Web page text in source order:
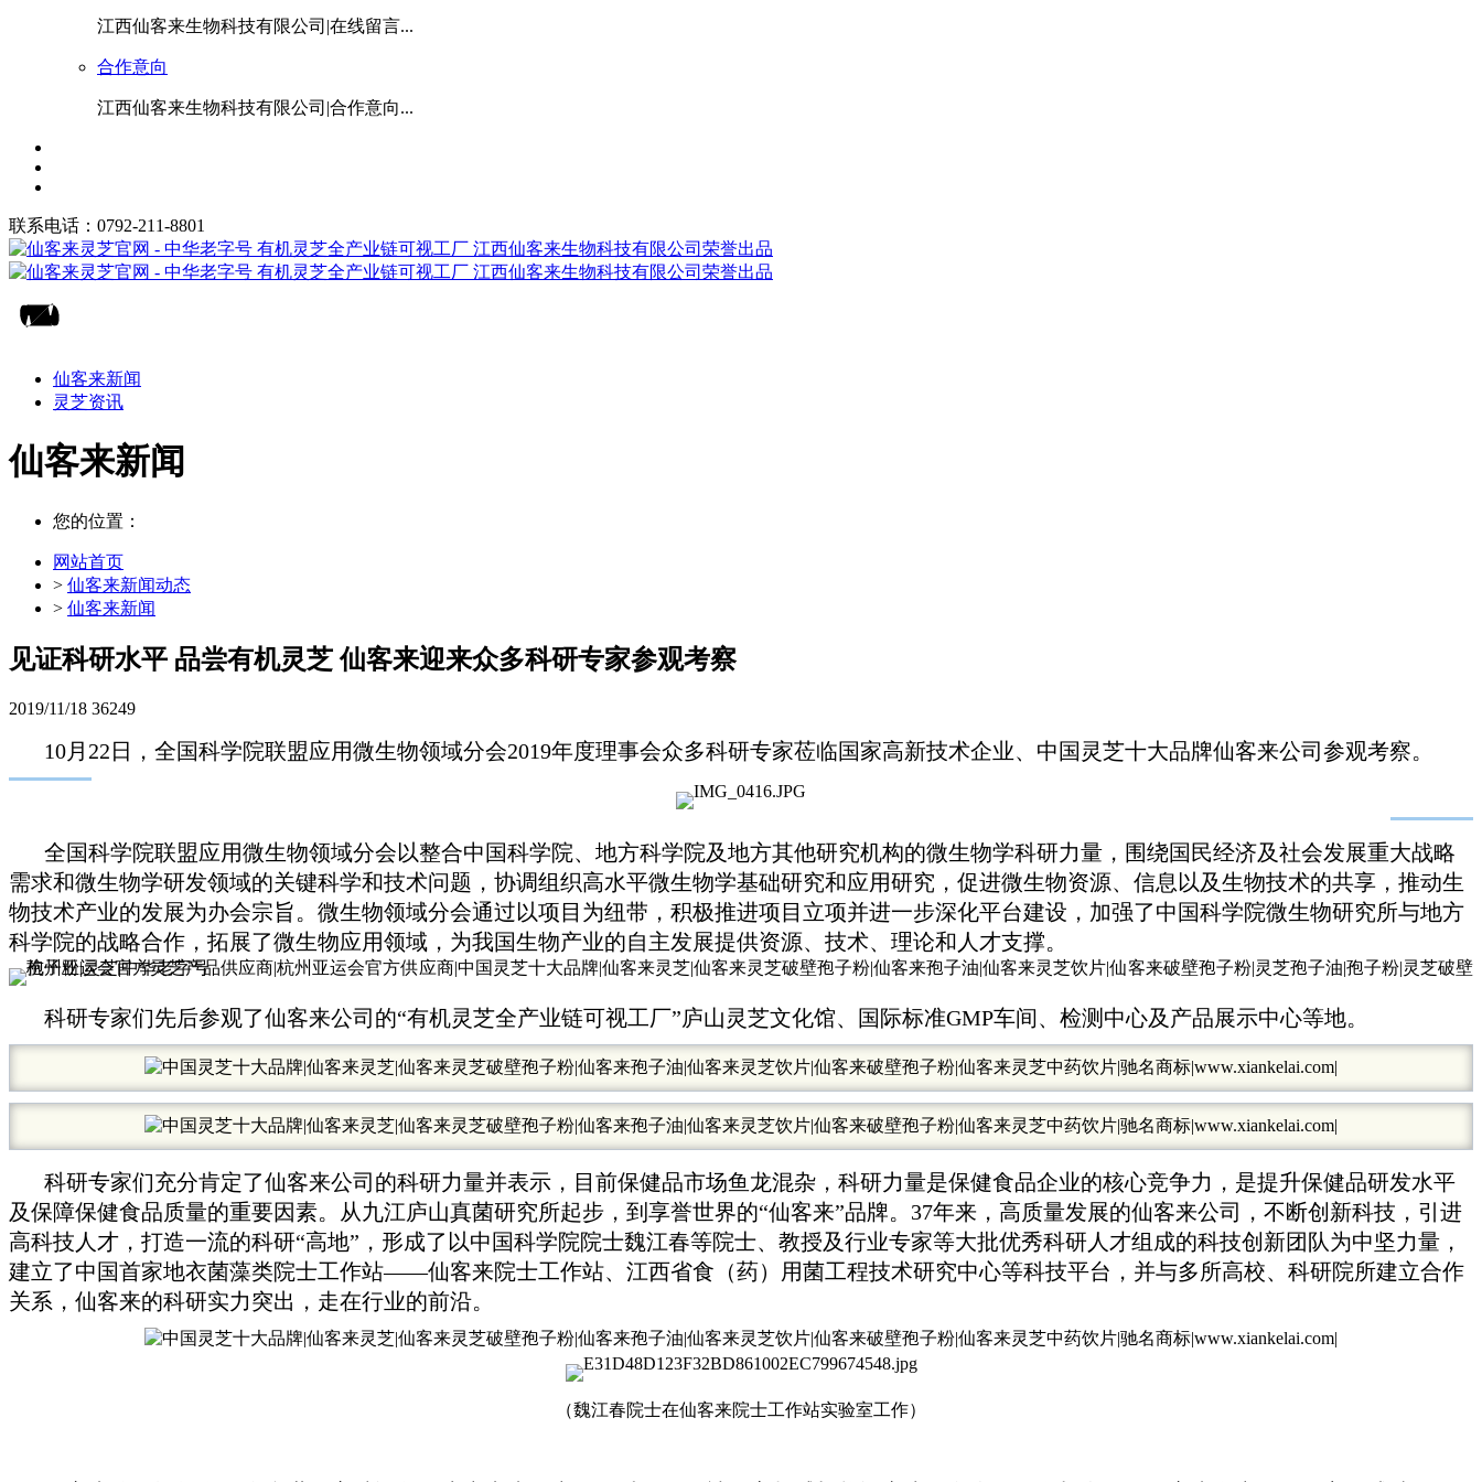
江西仙客来生物科技有限公司|在线留言...
合作意向
江西仙客来生物科技有限公司|合作意向...
联系电话：0792-211-8801
仙客来新闻
灵芝资讯
仙客来新闻
您的位置：
网站首页
> 仙客来新闻动态
> 仙客来新闻
见证科研水平 品尝有机灵芝 仙客来迎来众多科研专家参观考察
2019/11/18 36249
10月22日，全国科学院联盟应用微生物领域分会2019年度理事会众多科研专家莅临国家高新技术企业、中国灵芝十大品牌仙客来公司参观考察。
全国科学院联盟应用微生物领域分会以整合中国科学院、地方科学院及地方其他研究机构的微生物学科研力量，围绕国民经济及社会发展重大战略
需求和微生物学研发领域的关键科学和技术问题，协调组织高水平微生物学基础研究和应用研究，促进微生物资源、信息以及生物技术的共享，推动生
物技术产业的发展为办会宗旨。微生物领域分会通过以项目为纽带，积极推进项目立项并进一步深化平台建设，加强了中国科学院微生物研究所与地方
科学院的战略合作，拓展了微生物应用领域，为我国生物产业的自主发展提供资源、技术、理论和人才支撑。
科研专家们先后参观了仙客来公司的“有机灵芝全产业链可视工厂”庐山灵芝文化馆、国际标准GMP车间、检测中心及产品展示中心等地。
科研专家们充分肯定了仙客来公司的科研力量并表示，目前保健品市场鱼龙混杂，科研力量是保健食品企业的核心竞争力，是提升保健品研发水平
及保障保健食品质量的重要因素。从九江庐山真菌研究所起步，到享誉世界的“仙客来”品牌。 37年来，高质量发展的仙客来公司，不断创新科技，引进
高科技人才，打造一流的科研“高地”，形成了以中国科学院院士魏江春等院士、教授及行业专家等大批优秀科研人才组成的科技创新团队为中坚力量，
建立了中国首家地衣菌藻类院士工作站——仙客来院士工作站、江西省食（药）用菌工程技术研究中心等科技平台，并与多所高校、科研院所建立合作
关系，仙客来的科研实力突出，走在行业的前沿。
（魏江春院士在仙客来院士工作站实验室工作）